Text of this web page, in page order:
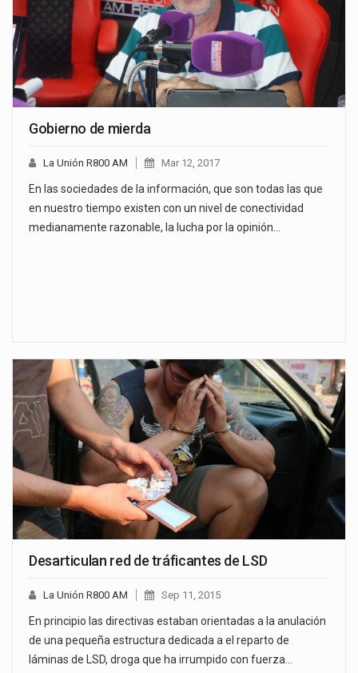
Gobierno de mierda
La Unión R800 AM Mar 12, 2017
En las sociedades de la información, que son todas las que
en nuestro tiempo existen con un nivel de conectividad
medianamente razonable, la lucha por la opinión…
Desarticulan red de tráficantes de LSD
La Unión R800 AM Sep 11, 2015
En principio las directivas estaban orientadas a la anulación
de una pequeña estructura dedicada a el reparto de
láminas de LSD, droga que ha irrumpido con fuerza…